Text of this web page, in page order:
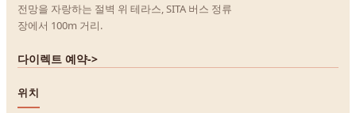
전망을 자랑하는 절벽 위 테라스, SITA 버스 정류
장에서 100m 거리.
다이렉트 예약->
위치